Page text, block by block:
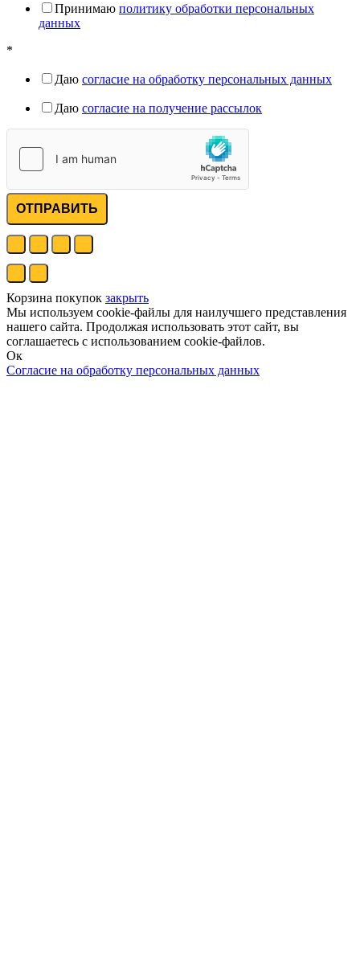
Принимаю политику обработки персональных
данных
*
Даю согласие на обработку персональных данных
Даю согласие на получение рассылок
ОТПРАВИТЬ
Корзина покупок закрыть
Мы используем cookie-файлы для наилучшего представления
нашего сайта. Продолжая использовать этот сайт, вы
соглашаетесь с использованием cookie-файлов.
Ок
Согласие на обработку персональных данных